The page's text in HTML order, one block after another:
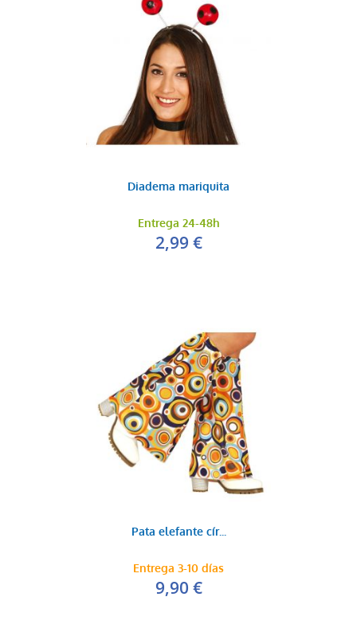
Diadema mariquita
Entrega 24-48h
2,99 €
Pata elefante cír...
Entrega 3-10 días
9,90 €